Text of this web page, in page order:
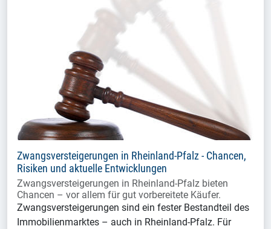
Zwangsversteigerungen in Rheinland-Pfalz - Chancen,
Risiken und aktuelle Entwicklungen
Zwangsversteigerungen in Rheinland-Pfalz bieten
Chancen – vor allem für gut vorbereitete Käufer.
Zwangsversteigerungen sind ein fester Bestandteil des
Immobilienmarktes – auch in Rheinland-Pfalz. Für